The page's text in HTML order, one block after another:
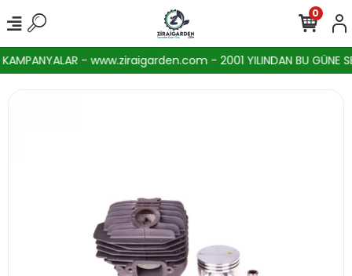
- www.ziraigarden.com - 2001 YILINDAN BU GÜNE
0